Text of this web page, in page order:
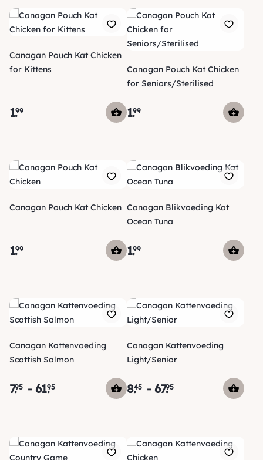
Canagan Pouch Kat Chicken
for Kittens
1.99
Canagan Pouch Kat Chicken
for Seniors/Sterilised
1.99
Canagan Pouch Kat Chicken
1.99
Canagan Blikvoeding Kat
Ocean Tuna
1.99
Canagan Kattenvoeding
Scottish Salmon
7.95 - 61.95
Canagan Kattenvoeding
Light/Senior
8.45 - 67.95